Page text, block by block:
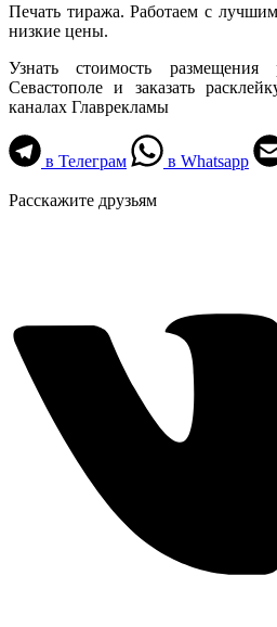
Печать тиража. Работаем с
низкие цены.
Узнать стоимость
Севастополе и заказать
каналах Главрекламы
в Телеграм в Whatsapp
Расскажите друзьям